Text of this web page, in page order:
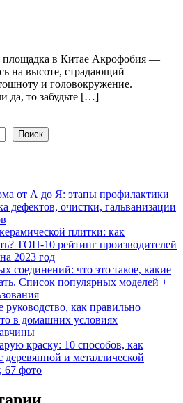
площадка в Китае Акрофобия —
на высоте, страдающий
и головокружение.
да, то забудьте […]
Поиск
от А до Я: этапы профилактики
дефектов, очистки, гальванизации
плитки: как
ТОП-10 рейтинг производителей
2023 год
соединений: что это такое, какие
Список популярных моделей +
как правильно
в домашних условиях
краску: 10 способов, как
деревянной и металлической
67 фото